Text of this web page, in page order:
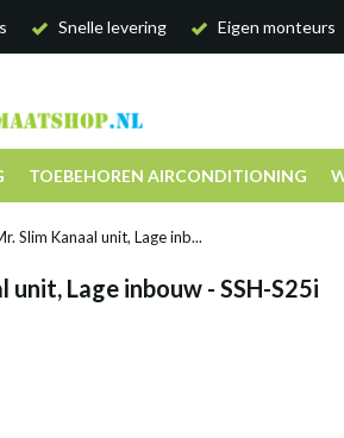
Snelle levering Eigen monteurs
TOEBEHOREN AIRCONDITIONING
Slim Kanaal unit, Lage inb...
unit, Lage inbouw - SSH-S25i